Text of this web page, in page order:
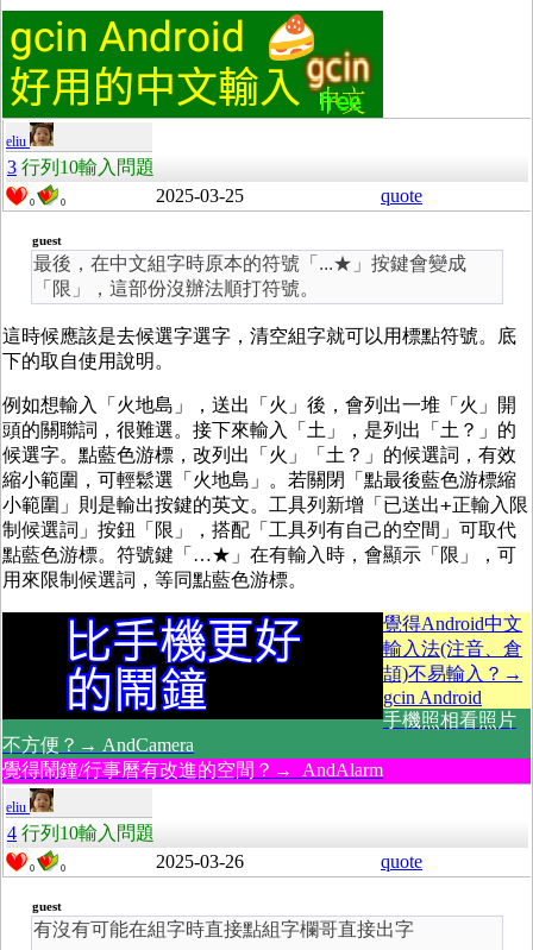
eliu
3 行列10輸入問題
0 0 2025-03-25 quote
guest
最後，在中文組字時原本的符號「...★」按鍵會變成
「限」，這部份沒辦法順打符號。
這時候應該是去候選字選字，清空組字就可以用標點符號。底
下的取自使用說明。
例如想輸入「火地島」
，送出「火」後，會列出一堆「火」開
頭的關聯詞，很難選。接下來輸入「土」，是列出「土？」的
候選字。點藍色游標，改列出「火」「土？」的候選詞，有效
縮小範圍，可輕鬆選「火地島」。若關閉「點最後藍色游標縮
小範圍」則是輸出按鍵的英文。 工具列新增「已送出+正輸入限
制候選詞」 按鈕「限」
，搭配「工具列有自己的空間」可取代
點藍色游標。符號鍵「…★」在有輸入時，會顯示「限」，可
用來限制候選詞，等同點藍色游標。
覺得Android中文
輸入法(注音、倉
頡)不易輸入？→
gcin Android
手機照相看照片
不方便？→ AndCamera
覺得鬧鐘/行事曆有改進的空間？→ AndAlarm
eliu
4 行列10輸入問題
0 0 2025-03-26 quote
guest
有沒有可能在組字時直接點組字欄哥直接出字